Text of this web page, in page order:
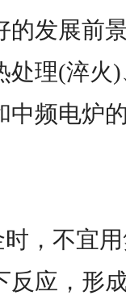
的发展前
处理(淬火
中频电炉
，不宜
反应，形